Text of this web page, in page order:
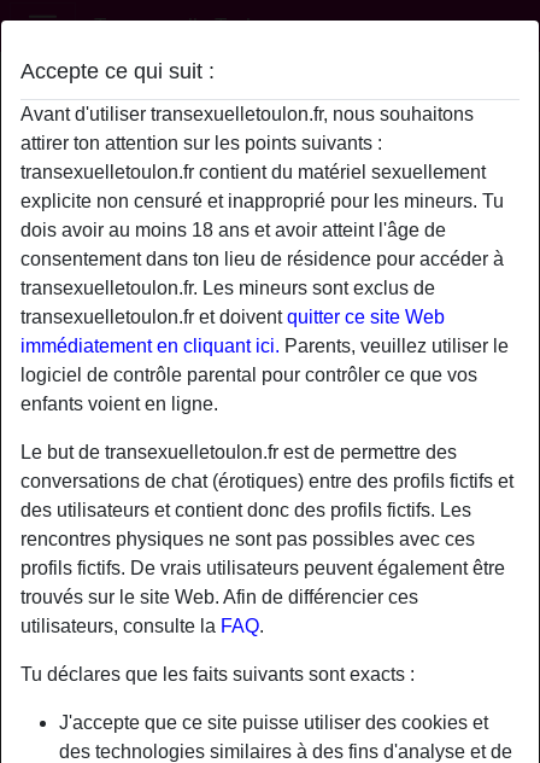
Accepte ce qui suit :
Avant d'utiliser transexuelletoulon.fr, nous souhaitons
attirer ton attention sur les points suivants :
transexuelletoulon.fr contient du matériel sexuellement
explicite non censuré et inapproprié pour les mineurs. Tu
dois avoir au moins 18 ans et avoir atteint l'âge de
consentement dans ton lieu de résidence pour accéder à
transexuelletoulon.fr. Les mineurs sont exclus de
transexuelletoulon.fr et doiventquitter ce site Web
immédiatement en cliquant ici. Parents, veuillez utiliser le
logiciel de contrôle parental pour contrôler ce que vos
enfants voient en ligne.
Le but de transexuelletoulon.fr est de permettre des
conversations de chat (érotiques) entre des profils fictifs et
des utilisateurs et contient donc des profils fictifs. Les
rencontres physiques ne sont pas possibles avec ces
profils fictifs. De vrais utilisateurs peuvent également être
trouvés sur le site Web. Afin de différencier ces
utilisateurs, consulte la FAQ.
Tu déclares que les faits suivants sont exacts :
J'accepte que ce site puisse utiliser des cookies et
des technologies similaires à des fins d'analyse et de
Transexuelle Toulon
Profil de MarieChristineBocuse
starAjouter chatDiscuter !